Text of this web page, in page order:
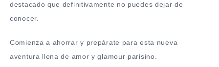
destacado que definitivamente no puedes dejar de
conocer.
Comienza a ahorrar y prepárate para esta nueva
aventura llena de amor y glamour parisino.